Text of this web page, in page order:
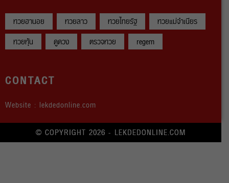
หวยฮานอย หวยลาว หวยไทยรัฐ
หวยแม่จำเนียร
หวยหุ้น
ดูดวง ตรวจหวย regem
CONTACT
Website : lekdedonline.com
© COPYRIGHT 2026 - LEKDEDONLINE.COM